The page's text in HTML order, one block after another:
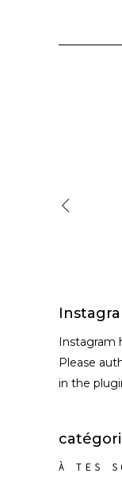
Instagram
Please
in the
À TES